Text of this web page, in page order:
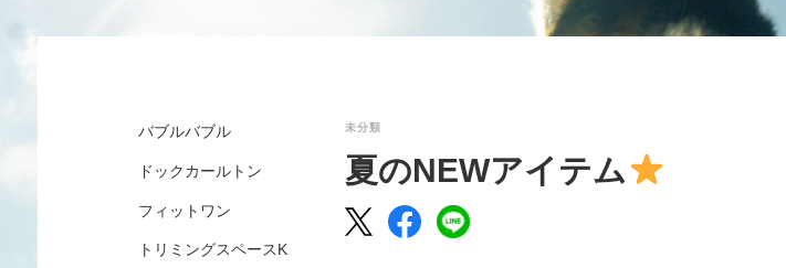
バブルバブル
ドックカールトン
フィットワン
トリミングスペースK
未分類
夏のNEWアイテム